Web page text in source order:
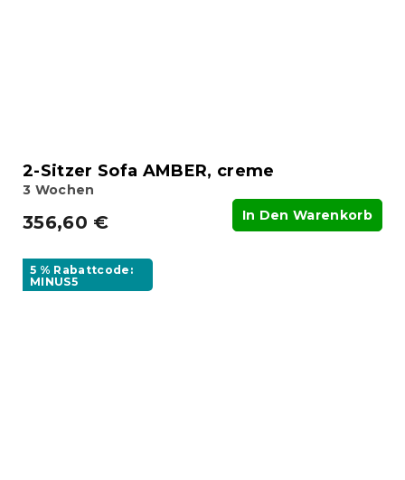
2-Sitzer Sofa AMBER, creme
3 Wochen
356,60 € In Den Warenkorb
5 % Rabattcode:
MINUS5